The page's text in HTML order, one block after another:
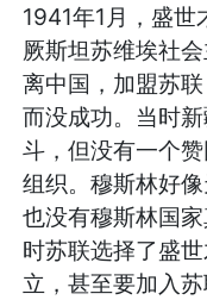
1941年1月，盛世
厥斯坦苏维埃社
离中国，加盟苏
而没成功。当时
斗，但没有一个
组织。穆斯林好
也没有穆斯林国
时苏联选择了盛
立，甚至要加入